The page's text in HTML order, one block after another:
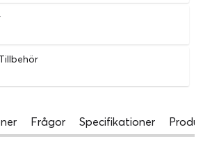
Frågor Specifikationer